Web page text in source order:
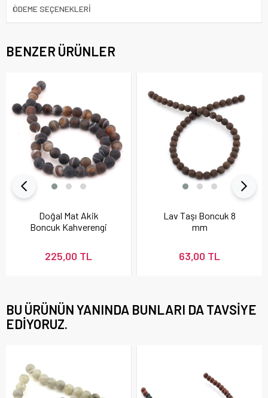
ÖDEME SEÇENEKLERI
BENZER ÜRÜNLER
Doğal Mat Akik
Boncuk Kahverengi
225,00 TL
Lav Taşı Boncuk 8
mm
63,00 TL
BU ÜRÜNÜN YANINDA BUNLARI DA TAVSIYE
EDIYORUZ.